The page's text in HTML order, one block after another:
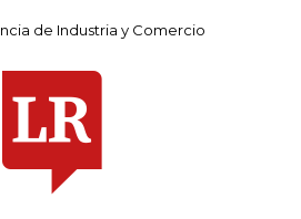
de Industria y Comercio